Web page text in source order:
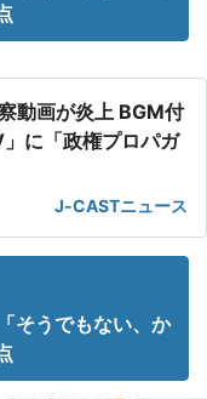
動画が炎上 BGM付
に「政権プロパガ
J-CASTニュース
そうでもない、か